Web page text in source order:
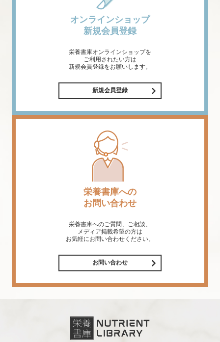
オンラインショップ
新規会員登録
栄養書庫オンラインショップを
ご利用されたい方は
新規会員登録をお願いします。
新規会員登録
栄養書庫への
お問い合わせ
栄養書庫へのご質問、ご相談、
メディア掲載希望の方は
お気軽にお問い合わせください。
お問い合わせ